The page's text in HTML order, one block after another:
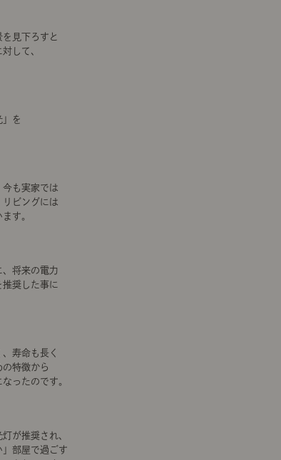
見下ろすと
して、
」を
も実家では
ビングには
す。
、将来の電力
奨した事に
寿命も長く
特徴から
ったのです。
が推奨され、
」部屋で過ごす